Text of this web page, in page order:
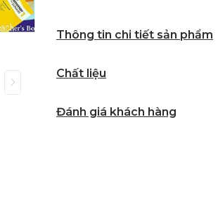
Thông tin chi tiết sản phẩm
Chất liệu
Đánh giá khách hàng